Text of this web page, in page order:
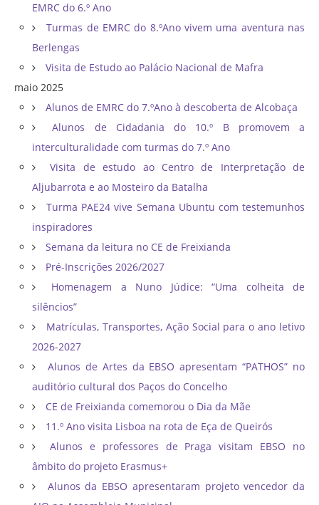
EMRC do 6.º Ano
Turmas de EMRC do 8.ºAno vivem uma aventura nas
Berlengas
Visita de Estudo ao Palácio Nacional de Mafra
maio 2025
Alunos de EMRC do 7.ºAno à descoberta de Alcobaça
Alunos de Cidadania do 10.º B promovem a
interculturalidade com turmas do 7.º Ano
Visita de estudo ao Centro de Interpretação de
Aljubarrota e ao Mosteiro da Batalha
Turma PAE24 vive Semana Ubuntu com testemunhos
inspiradores
Semana da leitura no CE de Freixianda
Pré-Inscrições 2026/2027
Homenagem a Nuno Júdice: “Uma colheita de
silêncios”
Matrículas, Transportes, Ação Social para o ano letivo
2026-2027
Alunos de Artes da EBSO apresentam “PATHOS” no
auditório cultural dos Paços do Concelho
CE de Freixianda comemorou o Dia da Mãe
11.º Ano visita Lisboa na rota de Eça de Queirós
Alunos e professores de Praga visitam EBSO no
âmbito do projeto Erasmus+
Alunos da EBSO apresentaram projeto vencedor da